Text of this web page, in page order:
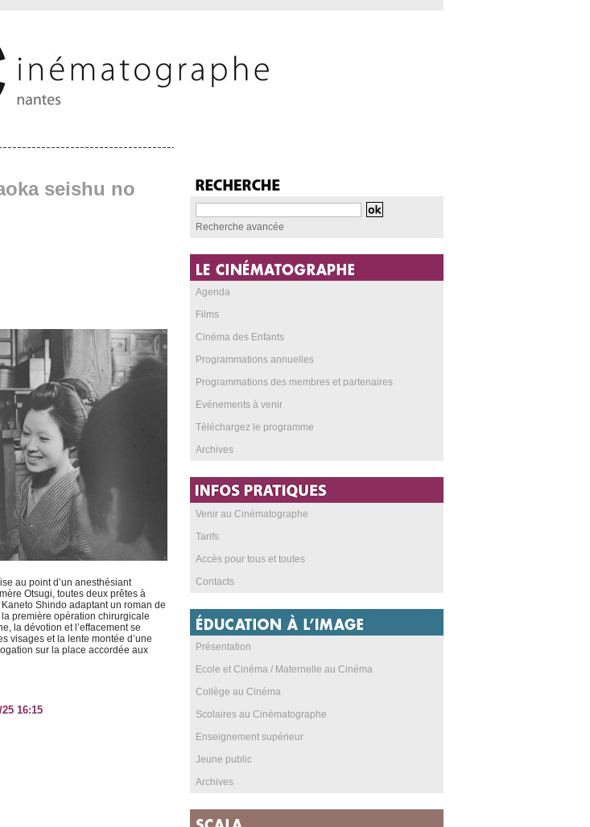
seishu no
au point d’un anesthésiant
Otsugi, toutes deux prêtes à
Shindo adaptant un roman de
première opération chirurgicale
la dévotion et l’effacement se
visages et la lente montée d’une
sur la place accordée aux
16:15
Recherche avancée
Agenda
Films
Cinéma des Enfants
Programmations annuelles
Programmations des membres et partenaires
Evénements à venir
Téléchargez le programme
Archives
Venir au Cinématographe
Tarifs
Accès pour tous et toutes
Contacts
Présentation
Ecole et Cinéma / Maternelle au Cinéma
Collège au Cinéma
Scolaires au Cinématographe
Enseignement supérieur
Jeune public
Archives